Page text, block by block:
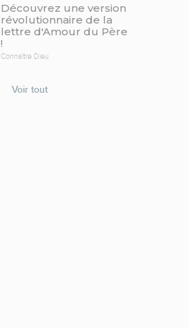
Découvrez une version
révolutionnaire de la
lettre d'Amour du Père
!
Connaître Dieu
Voir tout